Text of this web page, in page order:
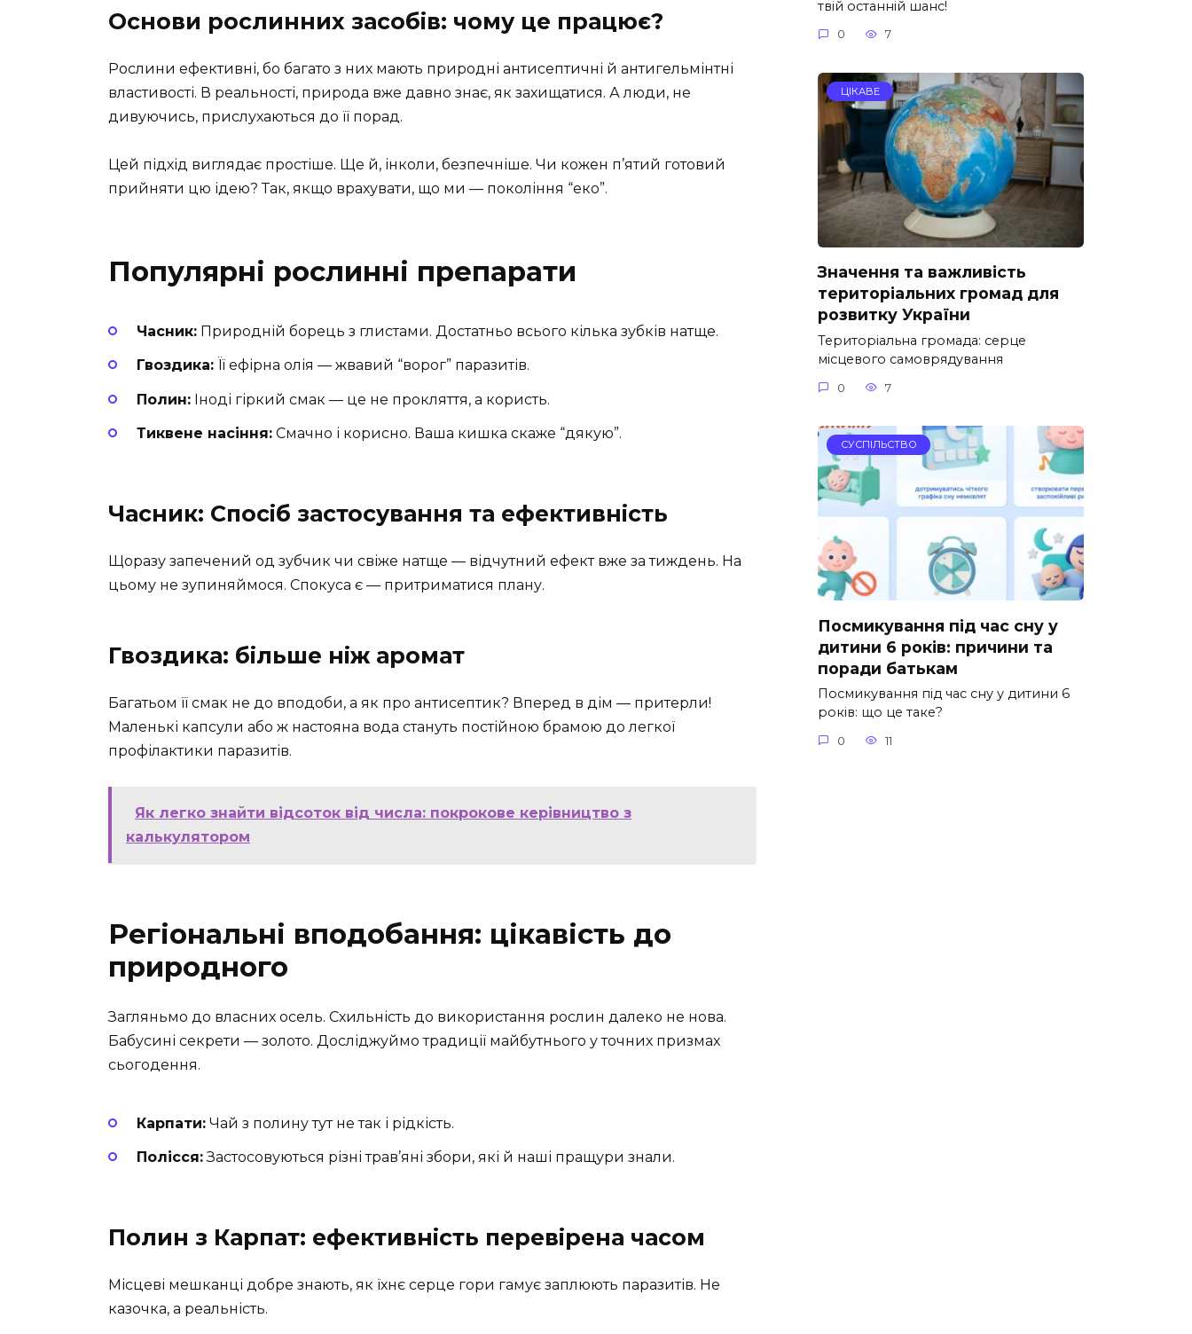
Основи рослинних засобів: чому це працює?
Рослини ефективні, бо багато з них мають природні антисептичні й антигельмінтні
властивості. В реальності, природа вже давно знає, як захищатися. А люди, не
дивуючись, прислухаються до її порад.
Цей підхід виглядає простіше. Ще й, інколи, безпечніше. Чи кожен п’ятий готовий
прийняти цю ідею? Так, якщо врахувати, що ми — покоління “еко”.
Популярні рослинні препарати
Часник: Природній борець з глистами. Достатньо всього кілька зубків натще.
Гвоздика: Її ефірна олія — жвавий “ворог” паразитів.
Полин: Іноді гіркий смак — це не прокляття, а користь.
Тиквене насіння: Смачно і корисно. Ваша кишка скаже “дякую”.
Часник: Спосіб застосування та ефективність
Щоразу запечений од зубчик чи свіже натще — відчутний ефект вже за тиждень. На
цьому не зупиняймося. Спокуса є — притриматися плану.
Гвоздика: більше ніж аромат
Багатьом її смак не до вподоби, а як про антисептик? Вперед в дім — притерли!
Маленькі капсули або ж настояна вода стануть постійною брамою до легкої
профілактики паразитів.
Як легко знайти відсоток від числа: покрокове керівництво з
калькулятором
Регіональні вподобання: цікавість до
природного
Загляньмо до власних осель. Схильність до використання рослин далеко не нова.
Бабусині секрети — золото. Досліджуймо традиції майбутнього у точних призмах
сьогодення.
Карпати: Чай з полину тут не так і рідкість.
Полісся:Застосовуються різні трав’яні збори, які й наші пращури знали.
Полин з Карпат: ефективність перевірена часом
Місцеві мешканці добре знають, як їхнє серце гори гамує заплюють паразитів. Не
казочка, а реальність.
твій останній шанс!
0 7
ЦІКАВЕ
Значення та важливість
територіальних громад для
розвитку України
Територіальна громада: серце
місцевого самоврядування
0 7
СУСПІЛЬСТВО
Посмикування під час сну у
дитини 6 років: причини та
поради батькам
Посмикування під час сну у дитини 6
років: що це таке?
0 11